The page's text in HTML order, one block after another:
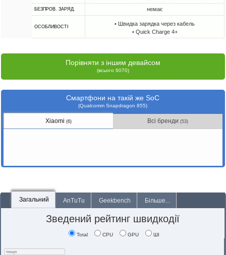
БЕЗПРОВ. ЗАРЯД. немає
ОСОБЛИВОСТІ
• Швидка зарядка через кабель
• Quick Charge 4+
Порівняти з іншим девайсом
(всього 6070)
Смартфони на такій же SoC
(Qualcomm Snapdragon 855)
Xiaomi (6) Всі бренди(53)
Загальний AnTuTu Geekbench Більше...
Зведений рейтинг швидкодії
Total CPU GPU ШІ